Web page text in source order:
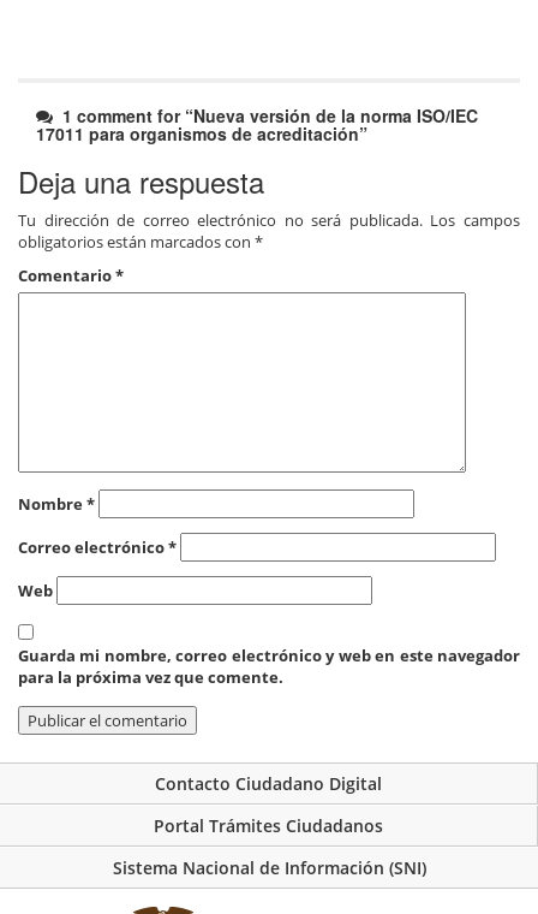
1 comment for “Nueva versión de la norma ISO/IEC
17011 para organismos de acreditación”
Deja una respuesta
Tu dirección de correo electrónico no será publicada. Los campos
obligatorios están marcados con *
Comentario*
Nombre*
Correo electrónico*
Web
Guarda mi nombre, correo electrónico y web en este navegador
para la próxima vez que comente.
Contacto Ciudadano Digital
Portal Trámites Ciudadanos
Sistema Nacional de Información (SNI)